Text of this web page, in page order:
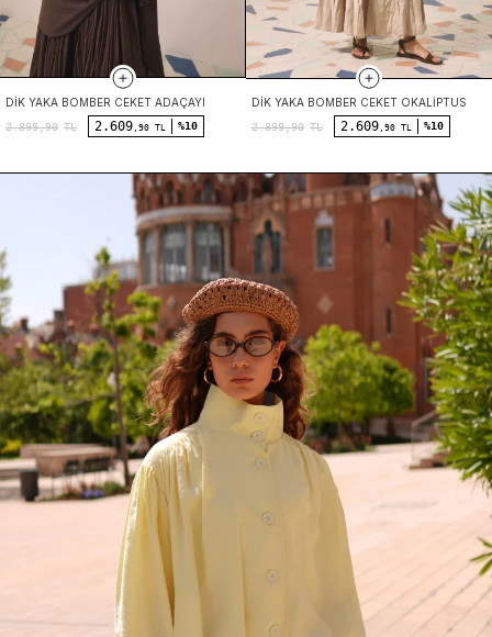
DIK YAKA BOMBER CEKET ADAÇAYI
2.899,90 TL 2.609 ,90 TL %10
DIK YAKA BOMBER CEKET OKALIPTUS
2.899,90 TL 2.609 ,90 TL %10